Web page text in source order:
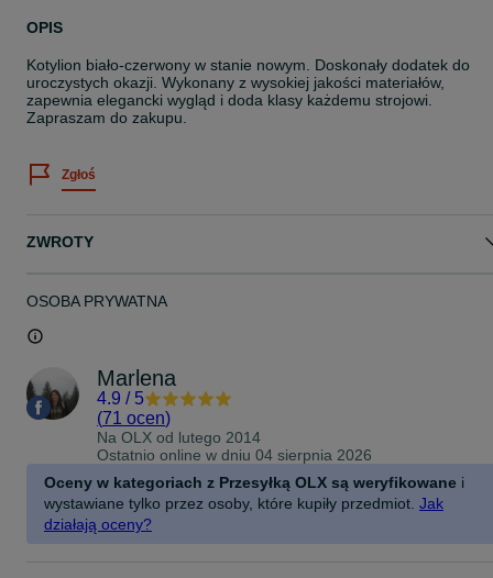
OPIS
Kotylion biało-czerwony w stanie nowym. Doskonały dodatek do
uroczystych okazji. Wykonany z wysokiej jakości materiałów,
zapewnia elegancki wygląd i doda klasy każdemu strojowi.
Zapraszam do zakupu.
Zgłoś
ZWROTY
OSOBA PRYWATNA
Marlena
4.9 / 5
(71 ocen)
Na OLX od lutego 2014
Ostatnio online w dniu 04 sierpnia 2026
Oceny w kategoriach z Przesyłką OLX są weryfikowane i
wystawiane tylko przez osoby, które kupiły przedmiot. Jak
działają oceny?